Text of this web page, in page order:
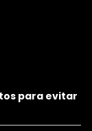
para evitar